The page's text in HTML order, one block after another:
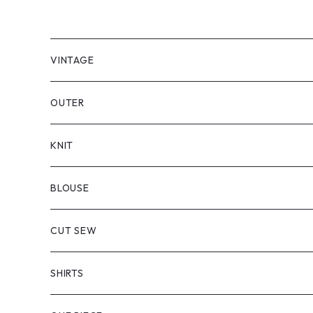
VINTAGE
OUTER
KNIT
BLOUSE
CUT SEW
SHIRTS